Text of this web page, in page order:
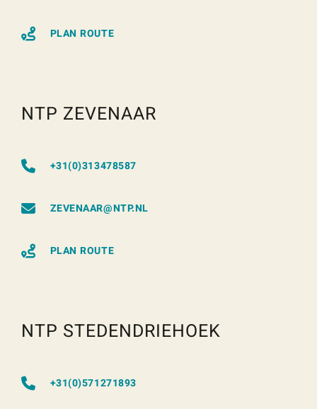
PLAN ROUTE
NTP ZEVENAAR
+31(0)313478587
ZEVENAAR@NTP.NL
PLAN ROUTE
NTP STEDENDRIEHOEK
+31(0)571271893